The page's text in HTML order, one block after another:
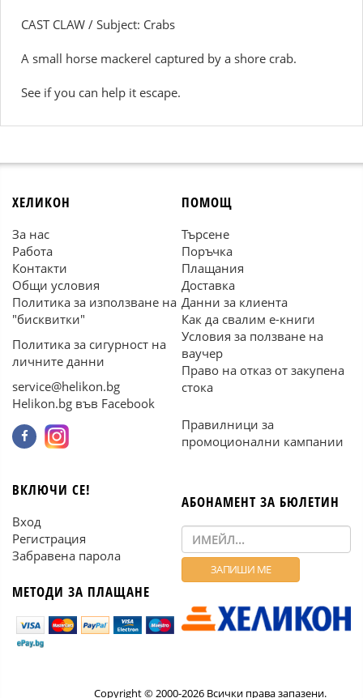
CAST CLAW / Subject: Crabs
A small horse mackerel captured by a shore crab.
See if you can help it escape.
ХЕЛИКОН
За нас
Работа
Контакти
Общи условия
Политика за използване на
"бисквитки"
Политика за сигурност на
личните данни
service@helikon.bg
Helikon.bg във Facebook
ПОМОЩ
Търсене
Поръчка
Плащания
Доставка
Данни за клиента
Как да свалим е-книги
Условия за ползване на
ваучер
Право на отказ от закупена
стока
Правилници за
промоционални кампании
ВКЛЮЧИ СЕ!
Вход
Регистрация
Забравена парола
МЕТОДИ ЗА ПЛАЩАНЕ
АБОНАМЕНТ ЗА БЮЛЕТИН
Copyright © 2000-2026 Всички права запазени.